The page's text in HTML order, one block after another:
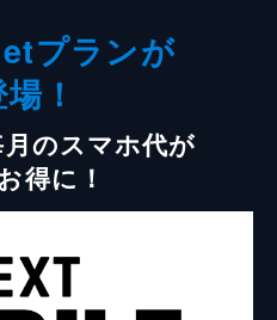
プランが
！
のスマホ代が
得に！